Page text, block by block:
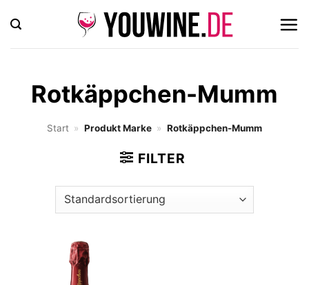
Inhalt
springen
Rotkäppchen-Mumm
Start » Produkt Marke » Rotkäppchen-Mumm
FILTER